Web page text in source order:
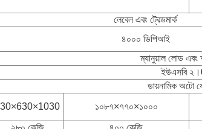
লেবেল এবং ট্রেডমার্ক
৪০০০ ডিপিআই
ম্যানুয়াল লোড
ইউএসবি
ডায়নামিক অটো
১০৮৭×৭৭০×১০০০